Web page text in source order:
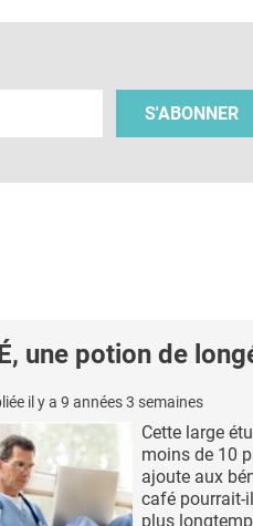
S'ABONNER
une potion de
il y a 9 années 3 semaines
Cette large
moins de 10
ajoute aux
café pourrait-
plus